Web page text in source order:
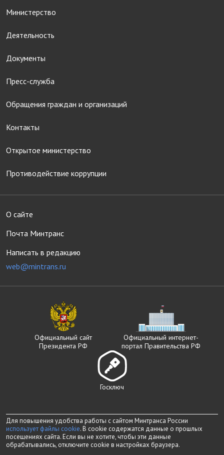
Министерство
Деятельность
Документы
Пресс-служба
Обращения граждан и организаций
Контакты
Открытое министерство
Противодействие коррупции
О сайте
Почта Минтранс
Написать в редакцию
web@mintrans.ru
Официальный сайт
Президента РФ
Официальный интернет-
портал Правительства РФ
Госключ
Для повышения удобства работы с сайтом Минтранса России
использует файлы cookie. В cookie содержатся данные о прошлых
посещениях сайта. Если вы не хотите, чтобы эти данные
обрабатывались, отключите cookie в настройках браузера.